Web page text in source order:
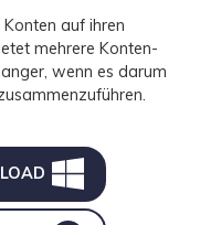
auf ihren
mehrere Konten-
wenn es darum